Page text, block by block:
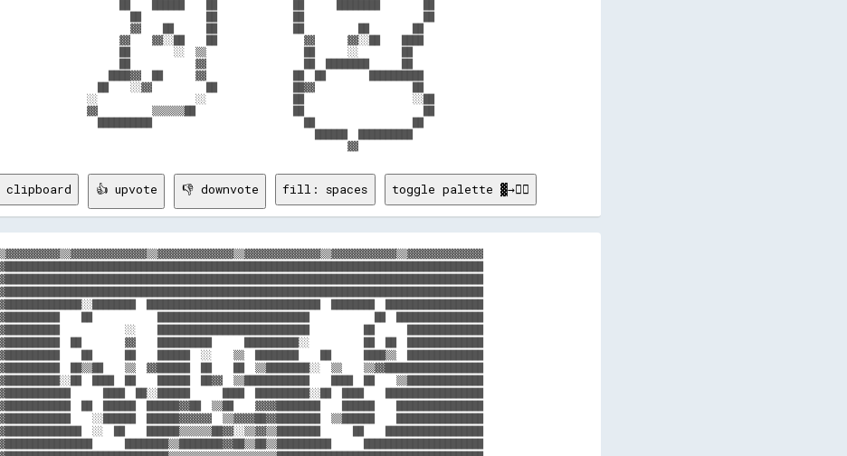
▓▓    ██      ██              ██          ██        ██
▓▓    ▓▓░░██    ██                ▓▓      ▓▓░░██    ████
██        ░░  ▒▒                  ██      ░░        ██
██            ▓▓                  ██  ████████      ██
████▓▓  ██      ▓▓                ██  ██        ██████████
██    ░░▓▓          ██              ██▓▓                  ██
░░                  ░░                ██                    ░░██
▓▓          ▒▒▒▒▒▒██                  ██                      ██
clipboard 👍 upvote 👎 downvote fill: spaces toggle palette ▓→✊🏽
████████████████████████████████  ████████  ██████████████████
██            ████████████████████████████            ██  ████████████████
░░    ████████████████████████████          ██      ██████████████
██        ▓▓    ██████████      ██████████░░          ██  ██  ██████████████
██      ██    ██████  ░░    ▒▒  ████████    ██      ████▒▒  ██████████████
██▒▒██    ▒▒  ▓▓██████  ██    ██  ▒▒████████░░  ▒▒    ▒▒▓▓██████████████████
████  ██    ██████  ██▓▓  ▒▒████████████    ████  ██    ▒▒██████████████
████  ██░░██████      ████  ██████████░░██  ████    ██████████████████
██  ██████  ██████▓▓██  ▒▒██    ▓▓▓▓████████    ██████    ████████████████
░░██████  ██████▓▓▓▓▓▓  ▒▒▓▓▓▓██▓▓████████  ▒▒██████    ████████████████
░░  ██    ██████▒▒▒▒▒▒██▓▓░░▒▒▓▓▒▒████████      ██    ██████████████████
████████▒▒████████▓▓██▒▒██▒▒██████████      ██████████████████████